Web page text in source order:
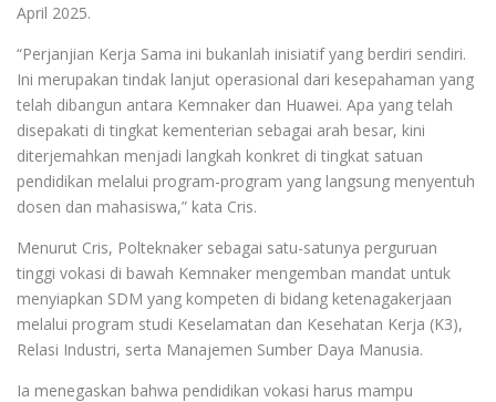
April 2025.
“Perjanjian Kerja Sama ini bukanlah inisiatif yang berdiri sendiri.
Ini merupakan tindak lanjut operasional dari kesepahaman yang
telah dibangun antara Kemnaker dan Huawei. Apa yang telah
disepakati di tingkat kementerian sebagai arah besar, kini
diterjemahkan menjadi langkah konkret di tingkat satuan
pendidikan melalui program-program yang langsung menyentuh
dosen dan mahasiswa,” kata Cris.
Menurut Cris, Polteknaker sebagai satu-satunya perguruan
tinggi vokasi di bawah Kemnaker mengemban mandat untuk
menyiapkan SDM yang kompeten di bidang ketenagakerjaan
melalui program studi Keselamatan dan Kesehatan Kerja (K3),
Relasi Industri, serta Manajemen Sumber Daya Manusia.
Ia menegaskan bahwa pendidikan vokasi harus mampu